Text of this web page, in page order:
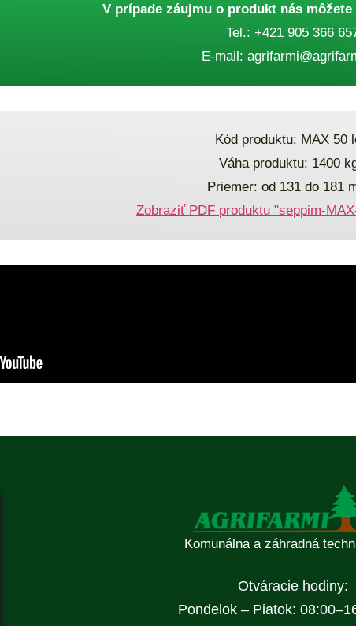
V prípade záujmu o produkt nás
Tel.: +421 905 366
E-mail:
Kód produktu: MAX 50
Váha produktu: 1400
Priemer: od 131 do 181
Zobraziť PDF produktu "seppim-
Komunálna a záhradná
Otváracie hodiny:
Pondelok – Piatok: